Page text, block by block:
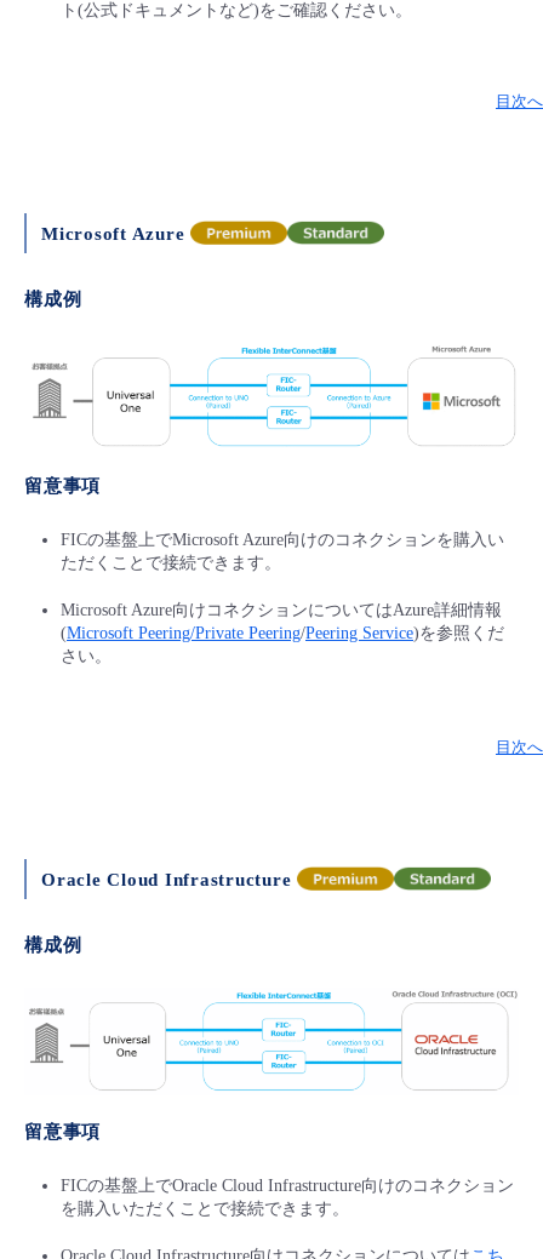
ト(公式ドキュメントなど)をご確認ください。
目次へ
Microsoft Azure
構成例
留意事項
FICの基盤上でMicrosoft Azure向けのコネクションを購入い
ただくことで接続できます。
Microsoft Azure向けコネクションについてはAzure詳細情報
(Microsoft Peering/Private Peering/Peering Service)を参照くだ
さい。
目次へ
Oracle Cloud Infrastructure
構成例
留意事項
FICの基盤上でOracle Cloud Infrastructure向けのコネクション
を購入いただくことで接続できます。